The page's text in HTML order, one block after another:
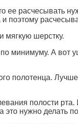
ее расчесывать
поэтому
мягкую шерстку.
минимуму. А вот
полотенца.
полости рта.
это нужно делать